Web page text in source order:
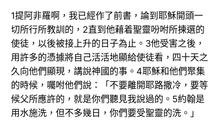
1提阿非羅啊，我已經作了前書，論到耶穌開頭一
切所行所教訓的，2直到他藉着聖靈吩咐所揀選的
使徒，以後被接上升的日子為止。3他受害之後，
用許多的憑據將自己活活地顯給使徒看，四十天之
久向他們顯現，講說神國的事。4耶穌和他們聚集
的時候，囑咐他們說：「不要離開耶路撒冷，要等
候父所應許的，就是你們聽見我說過的。5約翰是
用水施洗，但不多幾日，你們要受聖靈的洗。」